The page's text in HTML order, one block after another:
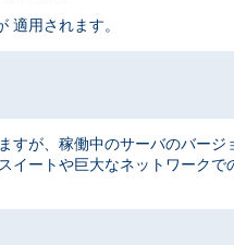
適用されます。
すが、稼働中のサーバのバー
ートや巨大なネットワーク